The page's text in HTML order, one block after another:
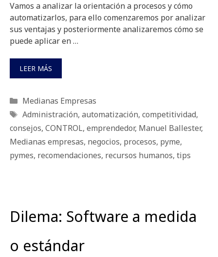
Vamos a analizar la orientación a procesos y cómo
automatizarlos, para ello comenzaremos por analizar
sus ventajas y posteriormente analizaremos cómo se
puede aplicar en …
LEER MÁS
Categorías
Medianas Empresas
Etiquetas
Administración, automatización, competitividad,
consejos, CONTROL, emprendedor, Manuel Ballester,
Medianas empresas, negocios, procesos, pyme,
pymes, recomendaciones, recursos humanos, tips
Dilema: Software a medida
o estándar